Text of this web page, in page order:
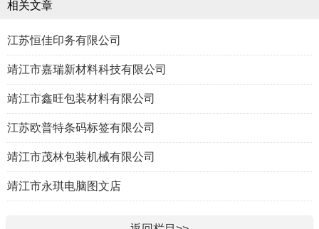
相关文章
江苏恒佳印务有限公司
靖江市嘉瑞新材料科技有限公司
靖江市鑫旺包装材料有限公司
江苏欧普特条码标签有限公司
靖江市茂林包装机械有限公司
靖江市永琪电脑图文店